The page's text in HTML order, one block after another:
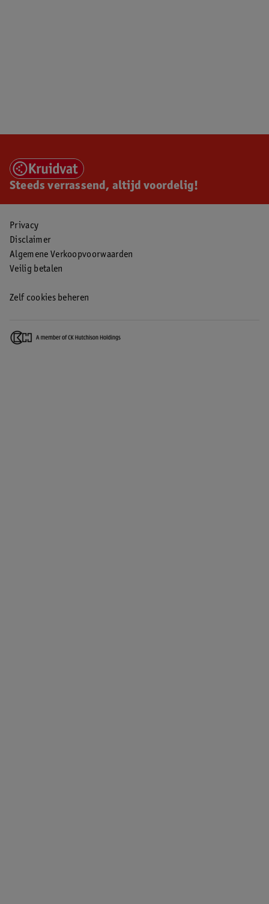
Steeds verrassend, altijd voordelig!
Privacy
Disclaimer
Algemene Verkoopvoorwaarden
Veilig betalen
Zelf cookies beheren